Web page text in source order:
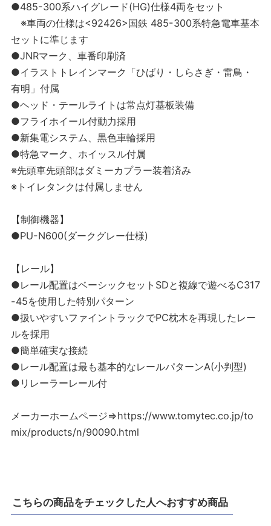
●485-300系ハイグレード(HG)仕様4両をセット
※車両の仕様は<92426>国鉄 485-300系特急電車基本
セットに準じます
●JNRマーク、車番印刷済
●イラストトレインマーク「ひばり・しらさぎ・雷鳥・
有明」付属
●ヘッド・テールライトは常点灯基板装備
●フライホイール付動力採用
●新集電システム、黒色車輪採用
●特急マーク、ホイッスル付属
※先頭車先頭部はダミーカプラー装着済み
※トイレタンクは付属しません
【制御機器】
●PU-N600(ダークグレー仕様)
【レール】
●レール配置はベーシックセットSDと複線で遊べるC317
-45を使用した特別パターン
●扱いやすいファイントラックでPC枕木を再現したレー
ルを採用
●簡単確実な接続
●レール配置は最も基本的なレールパターンA(小判型)
●リレーラーレール付
メーカーホームページ⇒https://www.tomytec.co.jp/to
mix/products/n/90090.html
こちらの商品をチェックした人へおすすめ商品